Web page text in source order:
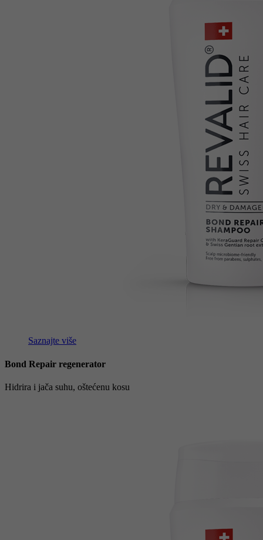
Saznajte više
Bond Repair regenerator
Hidrira i jača suhu, oštećenu kosu